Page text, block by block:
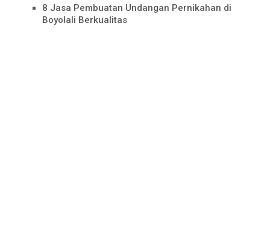
8 Jasa Pembuatan Undangan Pernikahan di
Boyolali Berkualitas